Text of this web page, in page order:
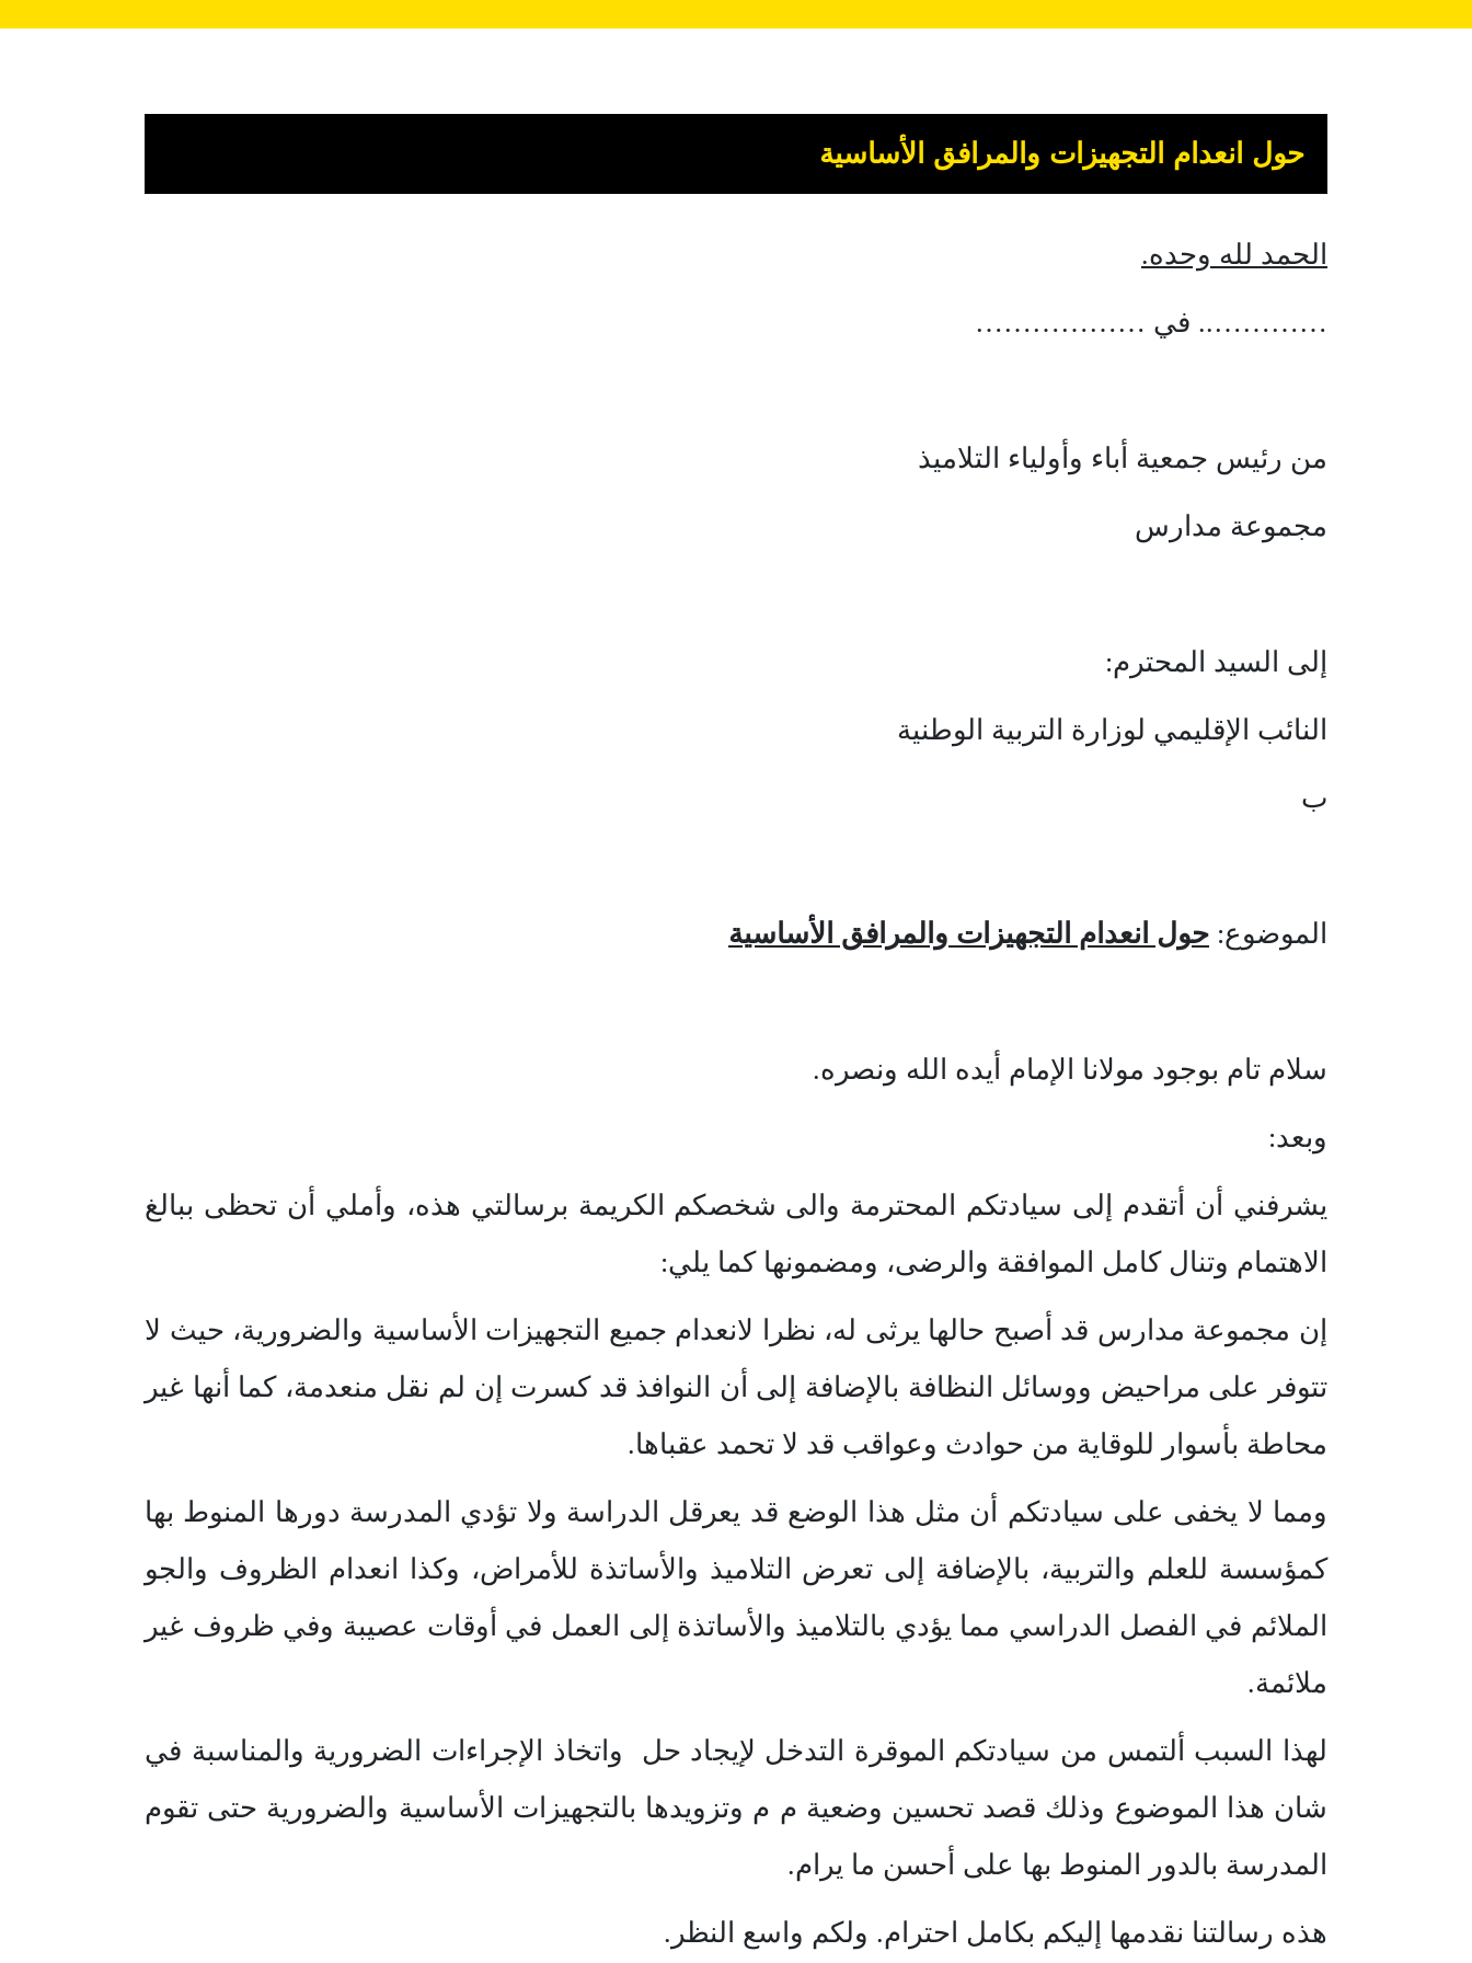
حول انعدام التجهيزات والمرافق الأساسية
الحمد لله وحده.
………….. في ………………
من رئيس جمعية أباء وأولياء التلاميذ
مجموعة مدارس
إلى السيد المحترم:
النائب الإقليمي لوزارة التربية الوطنية
ب
الموضوع: حول انعدام التجهيزات والمرافق الأساسية
سلام تام بوجود مولانا الإمام أيده الله ونصره.
وبعد:
يشرفني أن أتقدم إلى سيادتكم المحترمة والى شخصكم الكريمة برسالتي هذه، وأملي أن تحظى ببالغ
الاهتمام وتنال كامل الموافقة والرضى، ومضمونها كما يلي:
إن مجموعة مدارس قد أصبح حالها يرثى له، نظرا لانعدام جميع التجهيزات الأساسية والضرورية، حيث لا
تتوفر على مراحيض ووسائل النظافة بالإضافة إلى أن النوافذ قد كسرت إن لم نقل منعدمة، كما أنها غير
محاطة بأسوار للوقاية من حوادث وعواقب قد لا تحمد عقباها.
ومما لا يخفى على سيادتكم أن مثل هذا الوضع قد يعرقل الدراسة ولا تؤدي المدرسة دورها المنوط بها
كمؤسسة للعلم والتربية، بالإضافة إلى تعرض التلاميذ والأساتذة للأمراض، وكذا انعدام الظروف والجو
الملائم في الفصل الدراسي مما يؤدي بالتلاميذ والأساتذة إلى العمل في أوقات عصيبة وفي ظروف غير
ملائمة.
لهذا السبب ألتمس من سيادتكم الموقرة التدخل لإيجاد حل واتخاذ الإجراءات الضرورية والمناسبة في
شان هذا الموضوع وذلك قصد تحسين وضعية م م وتزويدها بالتجهيزات الأساسية والضرورية حتى تقوم
المدرسة بالدور المنوط بها على أحسن ما يرام.
هذه رسالتنا نقدمها إليكم بكامل احترام. ولكم واسع النظر.